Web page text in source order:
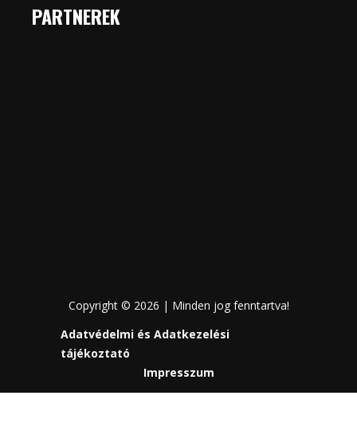
PARTNEREK
Copyright © 2026 | Minden jog fenntartva!
Adatvédelmi és Adatkezelési
tájékoztató
Impresszum